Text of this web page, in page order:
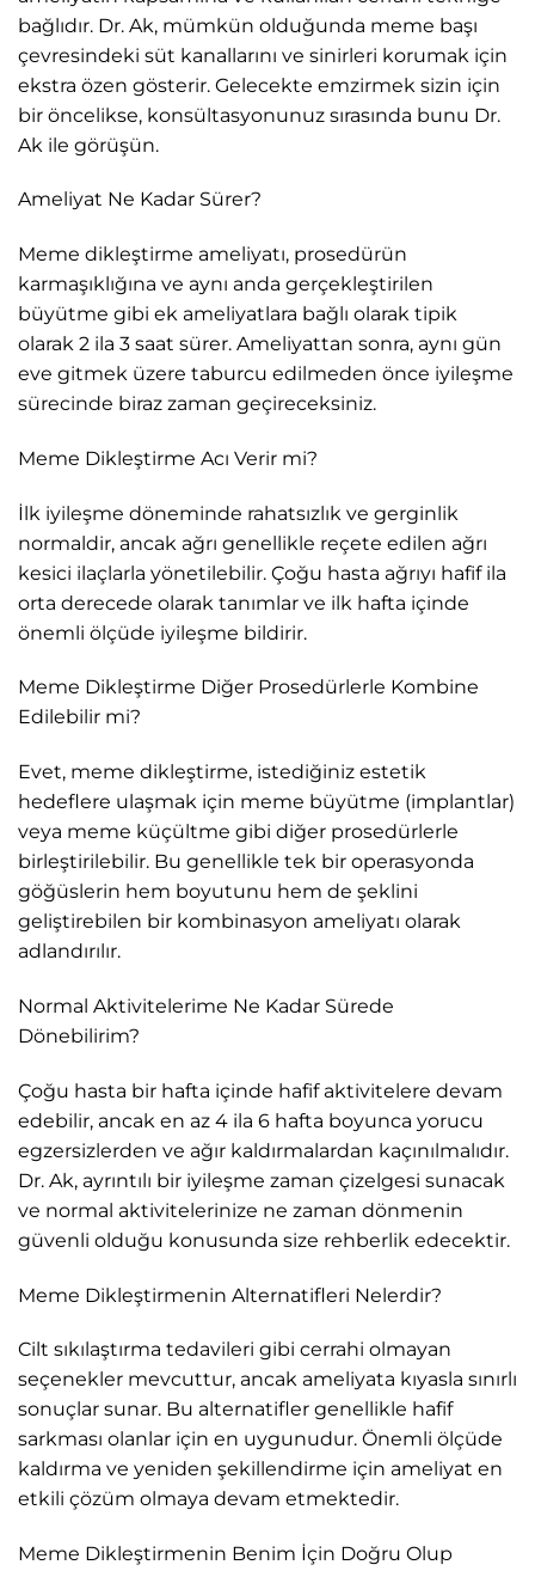
bağlıdır. Dr. Ak, mümkün olduğunda meme başı
çevresindeki süt kanallarını ve sinirleri korumak için
ekstra özen gösterir. Gelecekte emzirmek sizin için
bir öncelikse, konsültasyonunuz sırasında bunu Dr.
Ak ile görüşün.
Ameliyat Ne Kadar Sürer?
Meme dikleştirme ameliyatı, prosedürün
karmaşıklığına ve aynı anda gerçekleştirilen
büyütme gibi ek ameliyatlara bağlı olarak tipik
olarak 2 ila 3 saat sürer. Ameliyattan sonra, aynı gün
eve gitmek üzere taburcu edilmeden önce iyileşme
sürecinde biraz zaman geçireceksiniz.
Meme Dikleştirme Acı Verir mi?
İlk iyileşme döneminde rahatsızlık ve gerginlik
normaldir, ancak ağrı genellikle reçete edilen ağrı
kesici ilaçlarla yönetilebilir. Çoğu hasta ağrıyı hafif ila
orta derecede olarak tanımlar ve ilk hafta içinde
önemli ölçüde iyileşme bildirir.
Meme Dikleştirme Diğer Prosedürlerle Kombine
Edilebilir mi?
Evet, meme dikleştirme, istediğiniz estetik
hedeflere ulaşmak için meme büyütme (implantlar)
veya meme küçültme gibi diğer prosedürlerle
birleştirilebilir. Bu genellikle tek bir operasyonda
göğüslerin hem boyutunu hem de şeklini
geliştirebilen bir kombinasyon ameliyatı olarak
adlandırılır.
Normal Aktivitelerime Ne Kadar Sürede
Dönebilirim?
Çoğu hasta bir hafta içinde hafif aktivitelere devam
edebilir, ancak en az 4 ila 6 hafta boyunca yorucu
egzersizlerden ve ağır kaldırmalardan kaçınılmalıdır.
Dr. Ak, ayrıntılı bir iyileşme zaman çizelgesi sunacak
ve normal aktivitelerinize ne zaman dönmenin
güvenli olduğu konusunda size rehberlik edecektir.
Meme Dikleştirmenin Alternatifleri Nelerdir?
Cilt sıkılaştırma tedavileri gibi cerrahi olmayan
seçenekler mevcuttur, ancak ameliyata kıyasla sınırlı
sonuçlar sunar. Bu alternatifler genellikle hafif
sarkması olanlar için en uygunudur. Önemli ölçüde
kaldırma ve yeniden şekillendirme için ameliyat en
etkili çözüm olmaya devam etmektedir.
Meme Dikleştirmenin Benim İçin Doğru Olup